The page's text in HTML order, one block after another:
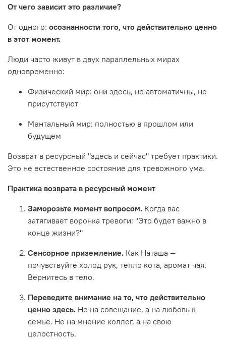
От чего зависит это различие?
От одного: осознанности того, что действительно ценно
в этот момент.
Люди часто живут в двух параллельных мирах
одновременно:
Физический мир: они здесь, но автоматичны, не
присутствуют
Ментальный мир: полностью в прошлом или
будущем
Возврат в ресурсный "здесь и сейчас" требует практики.
Это не естественное состояние для тревожного ума.
Практика возврата в ресурсный момент
Заморозьте момент вопросом. Когда вас
затягивает воронка тревоги: "Это будет важно в
конце жизни?"
Сенсорное приземление. Как Наташа —
почувствуйте холод рук, тепло кота, аромат чая.
Вернитесь в тело.
Переведите внимание на то, что действительно
ценно здесь. Не на совещание, а на любовь к
семье. Не на мнение коллег, а на свою
целостность.